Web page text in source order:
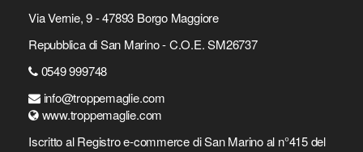
Via Vernie, 9 - 47893 Borgo Maggiore
Repubblica di San Marino - C.O.E. SM26737
0549 999748
info@troppemaglie.com
www.troppemaglie.com
Iscritto al Registro e-commerce di San Marino al n°415 del